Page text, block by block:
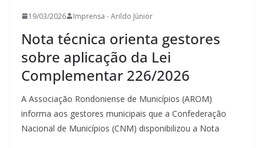
19/03/2026 Imprensa - Arildo Júnior
Nota técnica orienta gestores
sobre aplicação da Lei
Complementar 226/2026
A Associação Rondoniense de Municípios (AROM)
informa aos gestores municipais que a Confederação
Nacional de Municípios (CNM) disponibilizou a Nota